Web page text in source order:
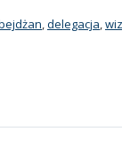
,delegacja,